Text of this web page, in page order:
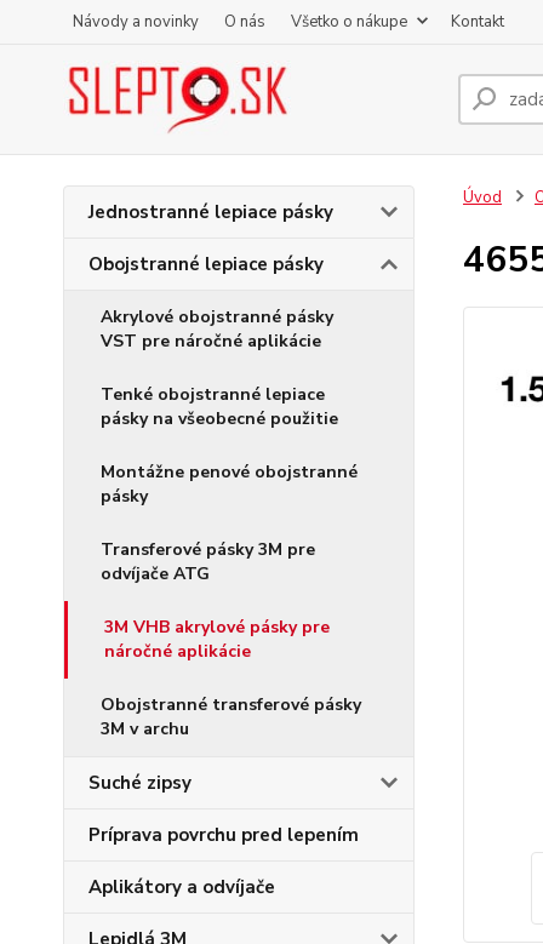
Návody a novinky O nás Všetko o nákupe Kontakt
Jednostranné lepiace pásky
Obojstranné lepiace pásky
Akrylové obojstranné pásky
VST pre náročné aplikácie
Tenké obojstranné lepiace
pásky na všeobecné použitie
Montážne penové obojstranné
pásky
Transferové pásky 3M pre
odvíjače ATG
3M VHB akrylové pásky pre
náročné aplikácie
Obojstranné transferové pásky
3M v archu
Suché zipsy
Príprava povrchu pred lepením
Aplikátory a odvíjače
Lepidlá 3M
Úvod